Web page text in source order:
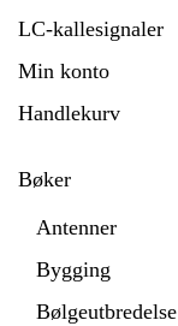
LC-kallesignaler
Min konto
Handlekurv
Bøker
Antenner
Bygging
Bølgeutbredelse